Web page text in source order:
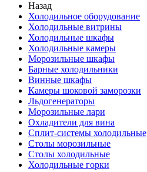
Назад
Холодильное оборудование
Холодильные витрины
Холодильные шкафы
Холодильные камеры
Морозильные шкафы
Барные холодильники
Винные шкафы
Камеры шоковой заморозки
Льдогенераторы
Морозильные лари
Охладители для вина
Сплит-системы холодильные
Столы морозильные
Столы холодильные
Холодильные горки